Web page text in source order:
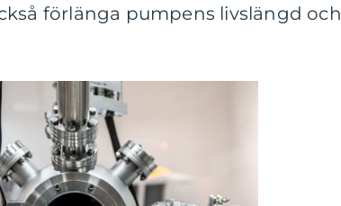
förlänga pumpens livslängd och